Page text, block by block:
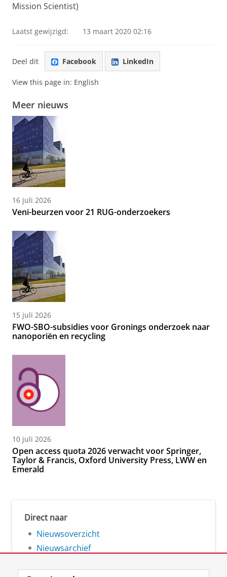
Mission Scientist)
Laatst gewijzigd: 13 maart 2020 02:16
Deel dit Facebook LinkedIn
View this page in: English
Meer nieuws
16 juli 2026
Veni-beurzen voor 21 RUG-onderzoekers
15 juli 2026
FWO-SBO-subsidies voor Gronings onderzoek naar
nanoporiën en recycling
10 juli 2026
Open access quota 2026 verwacht voor Springer,
Taylor & Francis, Oxford University Press, LWW en
Emerald
Direct naar
Nieuwsoverzicht
Nieuwsarchief